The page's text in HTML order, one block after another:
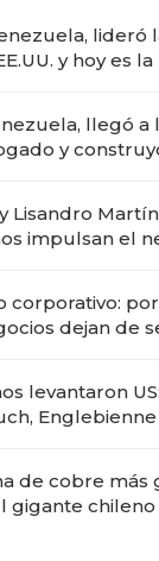
lideró
y hoy es
llegó a
y
Lisandro
impulsan el
corporativo:
dejan de
levantaron
de cobre
gigante